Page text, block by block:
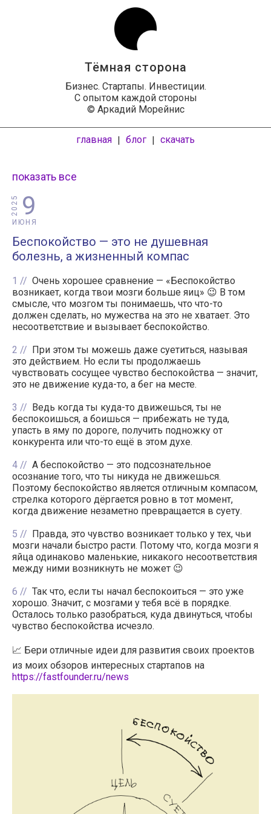
Тёмная сторона
Бизнес. Стартапы. Инвестиции.
С опытом каждой стороны
© Аркадий Морейнис
главная | блог | скачать
показать все
9
ИЮНЯ
2025
Беспокойство — это не душевная
болезнь, а жизненный компас
1
Очень хорошее сравнение — «Беспокойство
возникает, когда твои мозги больше яиц» 😉 В том
смысле, что мозгом ты понимаешь, что что-то
должен сделать, но мужества на это не хватает. Это
несоответствие и вызывает беспокойство.
2
При этом ты можешь даже суетиться, называя
это действием. Но если ты продолжаешь
чувствовать сосущее чувство беспокойства — значит,
это не движение куда-то, а бег на месте.
3
Ведь когда ты куда-то движешься, ты не
беспокоишься, а боишься — прибежать не туда,
упасть в яму по дороге, получить подножку от
конкурента или что-то ещё в этом духе.
4
А беспокойство — это подсознательное
осознание того, что ты никуда не движешься.
Поэтому беспокойство является отличным компасом,
стрелка которого дёргается ровно в тот момент,
когда движение незаметно превращается в суету.
5
Правда, это чувство возникает только у тех, чьи
мозги начали быстро расти. Потому что, когда мозги я
яйца одинаково маленькие, никакого несоответствия
между ними возникнуть не может 😉
6
Так что, если ты начал беспокоиться — это уже
хорошо. Значит, с мозгами у тебя всё в порядке.
Осталось только разобраться, куда двинуться, чтобы
чувство беспокойства исчезло.
📈 Бери отличные идеи для развития своих проектов
из моих обзоров интересных стартапов на
https://fastfounder.ru/news